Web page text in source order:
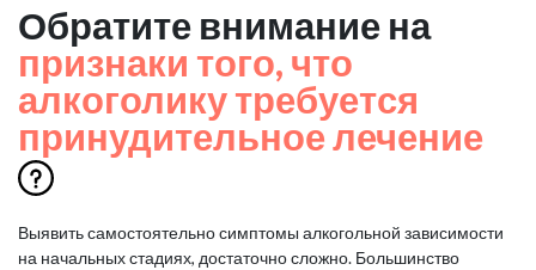
Обратите внимание на
признаки того, что
алкоголику требуется
принудительное лечение
Выявить самостоятельно симптомы алкогольной зависимости
на начальных стадиях, достаточно сложно. Большинство